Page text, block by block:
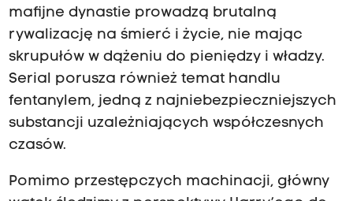
mafijne dynastie prowadzą brutalną
rywalizację na śmierć i życie, nie mając
skrupułów w dążeniu do pieniędzy i władzy.
Serial porusza również temat handlu
fentanylem, jedną z najniebezpieczniejszych
substancji uzależniających współczesnych
czasów.
Pomimo przestępczych machinacji, główny